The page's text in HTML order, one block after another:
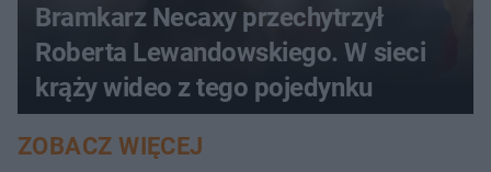
Bramkarz Necaxy przechytrzył
Roberta Lewandowskiego. W sieci
krąży wideo z tego pojedynku
ZOBACZ WIĘCEJ